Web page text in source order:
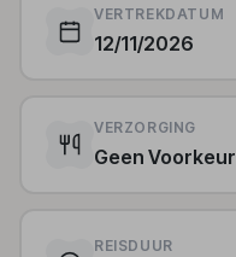
VERTREKDATUM
12/11/2026
VERZORGING
Geen Voorkeur
REISDUUR